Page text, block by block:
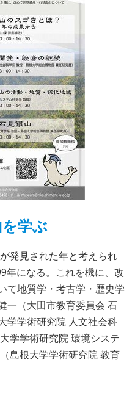
学ぶ
発見された年と考えられ
年になる。これを機に、改
て地質学・考古学・歴史学
一（大田市教育委員会 石
学学術研究院 人文社会科
学学術研究院 環境システ
島根大学学術研究院 教育